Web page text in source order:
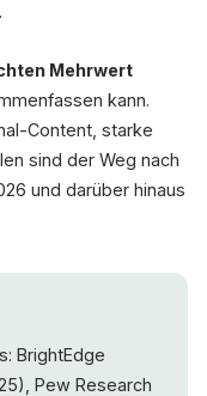
.
Mehrwert
kann.
Content, starke
sind der Weg nach
und darüber hinaus
BrightEdge
Pew Research